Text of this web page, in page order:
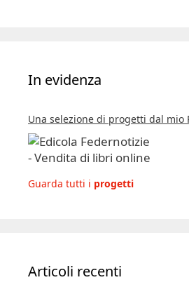
In evidenza
Una selezione di progetti dal mio
Guarda tutti i progetti
Articoli recenti